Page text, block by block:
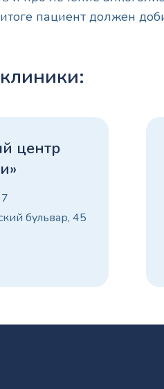
пациент должен
центр
бульвар, 45